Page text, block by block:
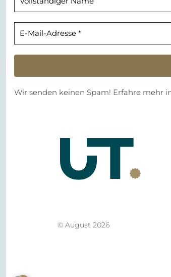
Wir senden keinen Spam! Erfahre mehr
© August 2026